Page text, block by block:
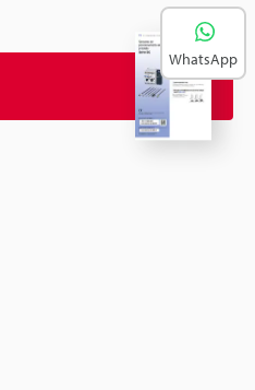
WhatsApp